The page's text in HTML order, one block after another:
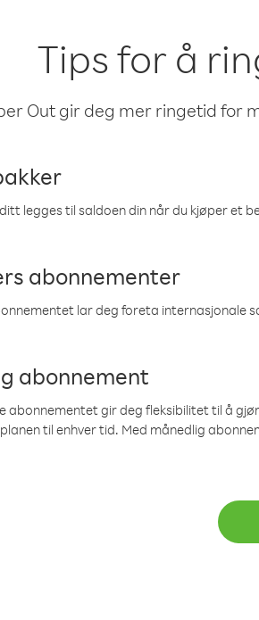
Tips for å
Out gir deg mer ringetid for
legges til saldoen din når du kjøper et
abonnementer
lar deg foreta internasjonale
abonnement
abonnementet gir deg fleksibilitet til å
til enhver tid. Med månedlig